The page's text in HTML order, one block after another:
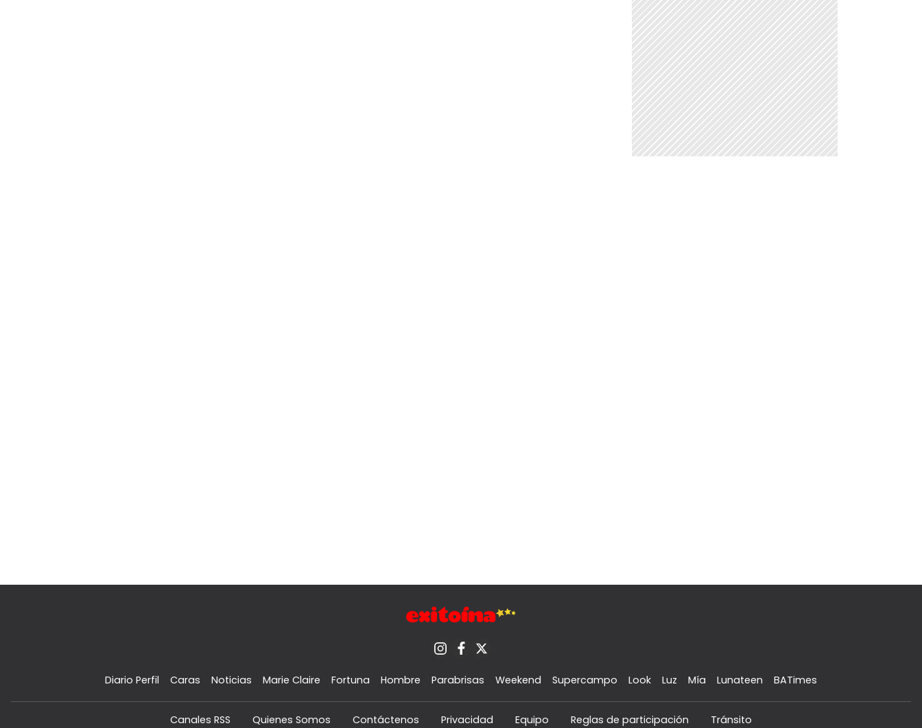
Diario Perfil Caras Noticias Marie Claire Fortuna Hombre Parabrisas Weekend Supercampo Look Luz Mía Lunateen BATimes
Canales RSS Quienes Somos Contáctenos Privacidad Equipo Reglas de participación Tránsito